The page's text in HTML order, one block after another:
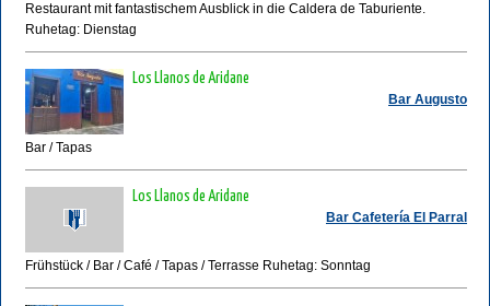
Restaurant mit fantastischem Ausblick in die Caldera de Taburiente.
Ruhetag: Dienstag
Bar Augusto
Los Llanos de Aridane
Bar / Tapas
Bar Cafetería El Parral
Los Llanos de Aridane
Frühstück / Bar / Café / Tapas / Terrasse Ruhetag: Sonntag